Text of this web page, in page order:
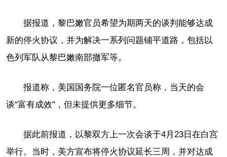
国情 助残
海洋 草原 湾区
联盟 心理
据报道，黎巴嫩官员希望为期两天的谈判能够达成
新的停火协议，并为解决一系列问题铺平道路，包括以
色列军队从黎巴嫩南部撤军等。
报道称，美国国务院一位匿名官员称，当天的会
谈“富有成效”，但未提供更多细节。
据此前报道，以黎双方上一次会谈于4月23日在白宫
举行。当时，美方宣布将停火协议延长三周，并对达成